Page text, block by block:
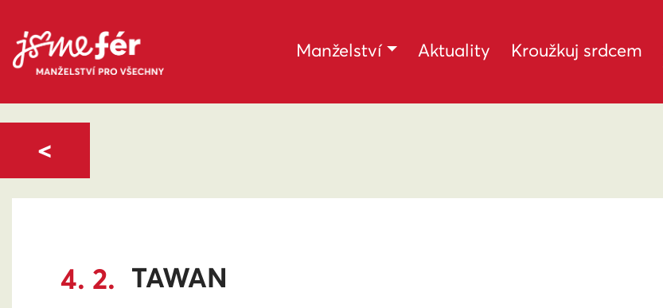
Manželství Aktuality Kroužkuj srdcem
4. 2. TAWAN
<